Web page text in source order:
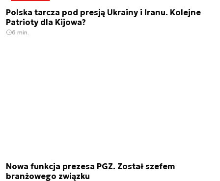
Polska tarcza pod presją Ukrainy i Iranu. Kolejne
Patrioty dla Kijowa?
6 min.
Nowa funkcja prezesa PGZ. Został szefem
branżowego związku